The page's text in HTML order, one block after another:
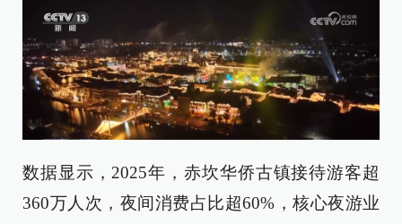
数据显示，2025年，赤坎华侨古镇接待游客超
360万人次，夜间消费占比超60%，核心夜游业